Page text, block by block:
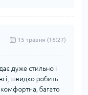
15 травня (16:27)
дуже стильно і
швидко робить
багато